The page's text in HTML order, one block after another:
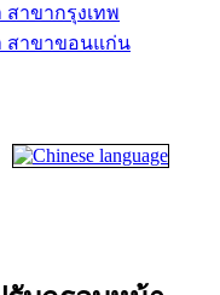
สาขากรุงเทพ
สาขาขอนแก่น